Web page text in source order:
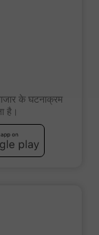
के घटनाक्रम
है।